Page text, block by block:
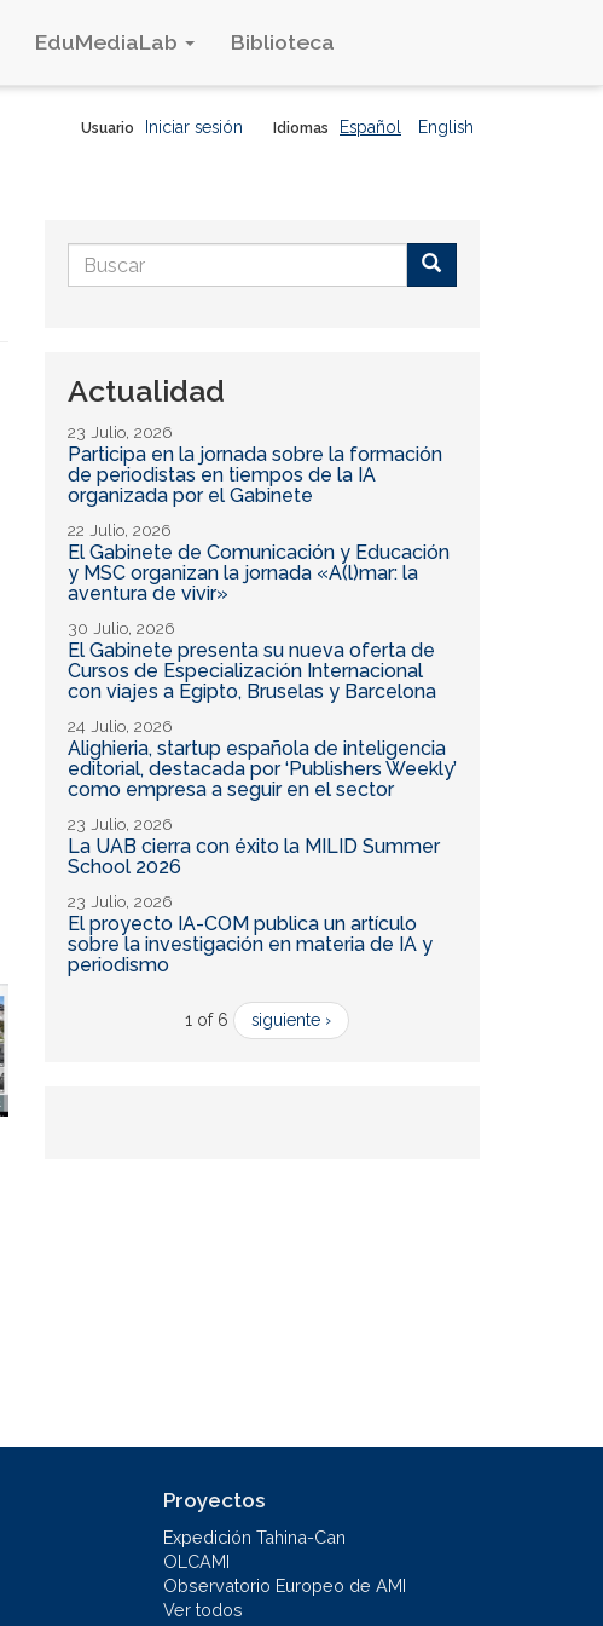
EduMediaLab Biblioteca
Idiomas Español English
Usuario Iniciar sesión
Formulario
de
Actualidad
23 Julio, 2026
Participa en la jornada sobre la formación
de periodistas en tiempos de la IA
organizada por el Gabinete
22 Julio, 2026
El Gabinete de Comunicación y Educación
y MSC organizan la jornada «A(l)mar: la
aventura de vivir»
30 Julio, 2026
El Gabinete presenta su nueva oferta de
Cursos de Especialización Internacional
con viajes a Egipto, Bruselas y Barcelona
24 Julio, 2026
Alighieria, startup española de inteligencia
editorial, destacada por ‘Publishers Weekly’
como empresa a seguir en el sector
23 Julio, 2026
La UAB cierra con éxito la MILID Summer
School 2026
23 Julio, 2026
El proyecto IA-COM publica un artículo
sobre la investigación en materia de IA y
periodismo
1 of 6 siguiente ›
Proyectos
Expedición Tahina-Can
OLCAMI
Observatorio Europeo de AMI
Ver todos